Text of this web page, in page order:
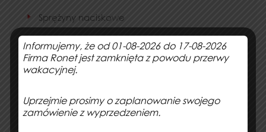
Sprężyny naciskowe
Sprężyny naciągowe
Sprężyny skrętowe (skrętne)
Sprężyny rolnicze
Informujemy, że od 01-08-2026 do 17-08-2026
Firma Ronet jest zamknięta z powodu przerwy
wakacyjnej.
Uprzejmie prosimy o zaplanowanie swojego
zamówienie z wyprzedzeniem.